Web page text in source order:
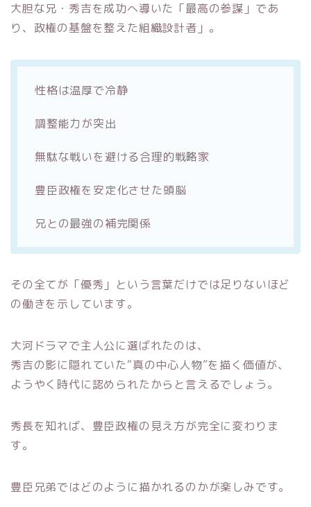
大胆な兄・秀吉を成功へ導いた「最高の参謀」であ
り、政権の基盤を整えた組織設計者」。
性格は温厚で冷静
調整能力が突出
無駄な戦いを避ける合理的戦略家
豊臣政権を安定化させた頭脳
兄との最強の補完関係
その全てが「優秀」という言葉だけでは足りないほど
の働きを示しています。
大河ドラマで主人公に選ばれたのは、
秀吉の影に隠れていた“真の中心人物”を描く価値が、
ようやく時代に認められたからと言えるでしょう。
秀長を知れば、豊臣政権の見え方が完全に変わりま
す。
豊臣兄弟ではどのように描かれるのかが楽しみです。